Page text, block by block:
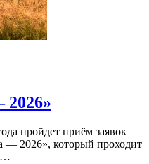
2026»
пройдет приём заявок
— 2026», который проходит